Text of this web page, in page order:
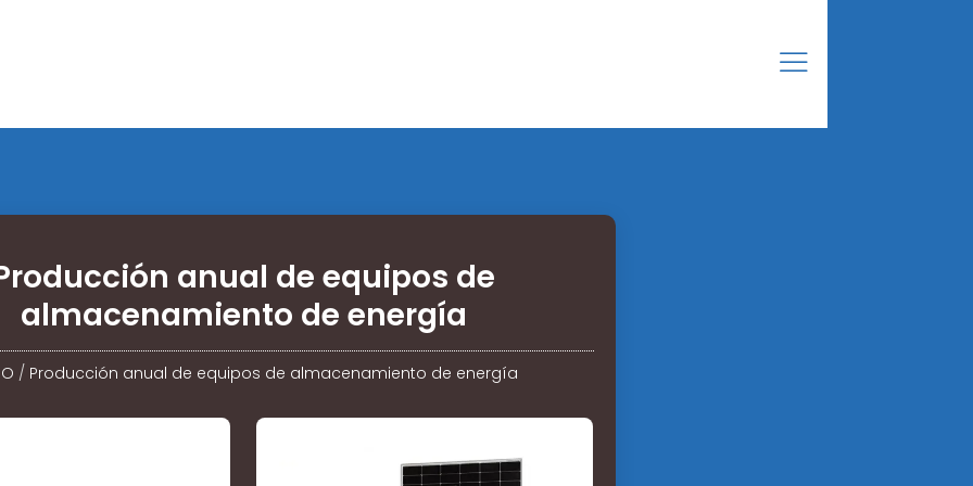
anual de equipos de
almacenamiento de energía
/ Producción anual de equipos de almacenamiento de energía